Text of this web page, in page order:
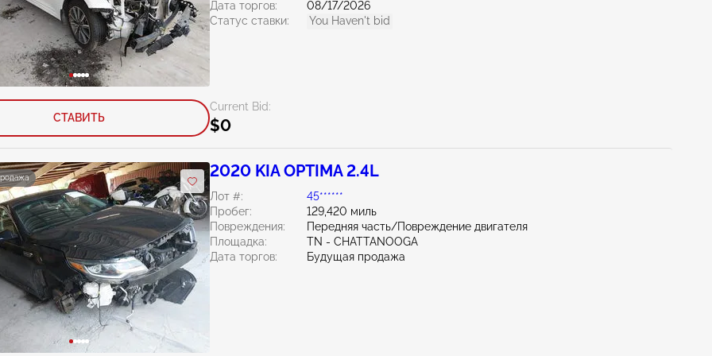
Дата торгов:
08/17/2026
Статус ставки:
You Haven't bid
Current Bid:
$0
СТАВИТЬ
2020 KIA OPTIMA 2.4L
Лот #:
45******
Пробег:
129,420 миль
Повреждения:
Передняя часть/Повреждение двигателя
Площадка:
TN - CHATTANOOGA
Дата торгов:
Будущая продажа